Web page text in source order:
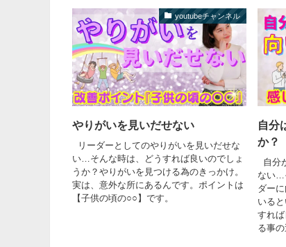
youtubeチャンネル
やりがいを見いだせない
リーダーとしてのやりがいを見いだせな
い…そんな時は、どうすれば良いのでしょ
うか？やりがいを見つける為のきっかけ。
実は、意外な所にあるんです。ポイントは
【子供の頃の○○】です。
自分
か？
自分
ない…
ダー
いる
すれ
る事